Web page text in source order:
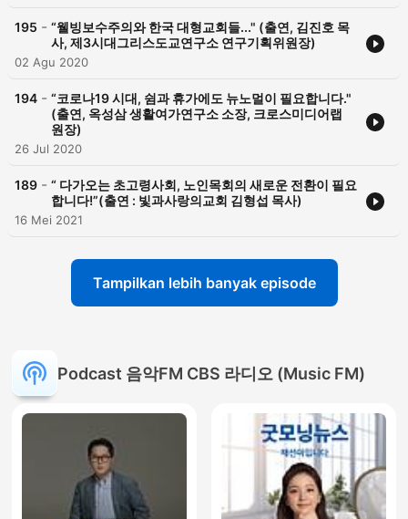
195 - “웰빙보수주의와 한국 대형교회들..." (출연, 김진호 목
사, 제3시대그리스도교연구소 연구기획위원장)
02 Agu 2020
194 - “코로나19 시대, 쉼과 휴가에도 뉴노멀이 필요합니다."
(출연, 옥성삼 생활여가연구소 소장, 크로스미디어랩
원장)
26 Jul 2020
189 - “ 다가오는 초고령사회, 노인목회의 새로운 전환이 필요
합니다!”(출연 : 빛과사랑의교회 김형섭 목사)
16 Mei 2021
Tampilkan lebih banyak episode
Podcast 음악FM CBS 라디오 (Music FM)